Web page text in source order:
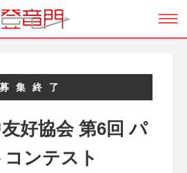
募集終了
好協会 第6回 パ
ンテスト